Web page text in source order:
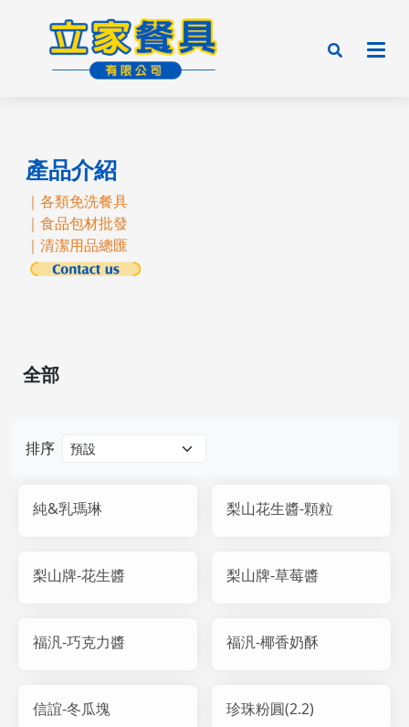
產品介紹
｜各類免洗餐具
｜食品包材批發
｜清潔用品總匯
排序
純&乳瑪琳 梨山花生醬-顆粒
梨山牌-花生醬 梨山牌-草莓醬
福汎-巧克力醬 福汎-椰香奶酥
信誼-冬瓜塊 珍珠粉圓(2.2)
全部